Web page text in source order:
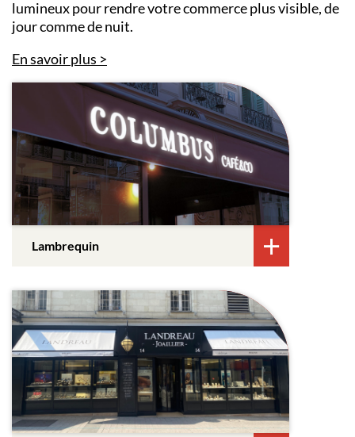
lumineux pour rendre votre commerce plus visible, de
jour comme de nuit.
En savoir plus
Lambrequin